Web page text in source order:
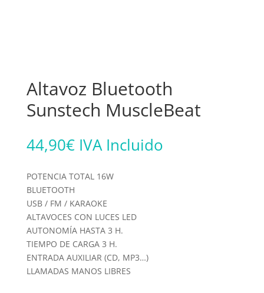
Altavoz Bluetooth
Sunstech MuscleBeat
44,90€ IVA Incluido
POTENCIA TOTAL 16W
BLUETOOTH
USB / FM / KARAOKE
ALTAVOCES CON LUCES LED
AUTONOMÍA HASTA 3 H.
TIEMPO DE CARGA 3 H.
ENTRADA AUXILIAR (CD, MP3…)
LLAMADAS MANOS LIBRES